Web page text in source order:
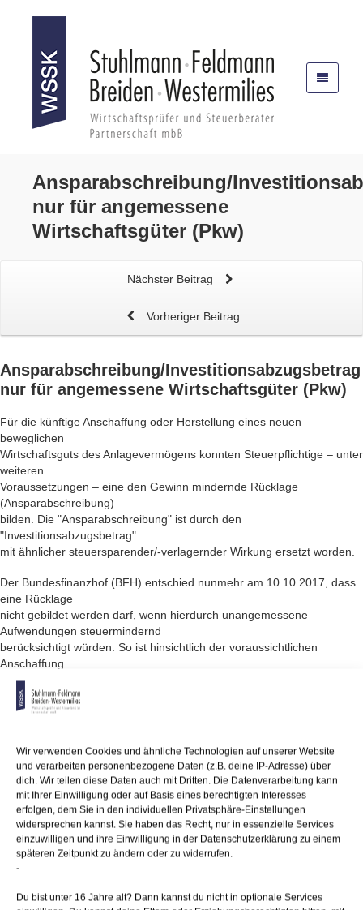
Wir verwenden Cookies und ähnliche Technologien auf unserer Website
und verarbeiten personenbezogene Daten (z.B. deine IP-Adresse) über
dich. Wir teilen diese Daten auch mit Dritten. Die Datenverarbeitung kann
mit Ihrer Einwilligung oder auf Basis eines berechtigten Interesses
erfolgen, dem Sie in den individuellen Privatsphäre-Einstellungen
widersprechen kannst. Sie haben das Recht, nur in essenzielle Services
einzuwilligen und ihre Einwilligung in der Datenschutzerklärung zu einem
späteren Zeitpunkt zu ändern oder zu widerrufen.
-
Du bist unter 16 Jahre alt? Dann kannst du nicht in optionale Services
Ansparabschreibung/
nur für angemessene
Wirtschaftsgüter (Pkw)
Nächster Beitrag
Vorheriger Beitrag
Ansparabschreibung/Investitionsabzugsbetrag
nur für angemessene Wirtschaftsgüter (Pkw)
Für die künftige Anschaffung oder Herstellung eines neuen
beweglichen
Wirtschaftsguts des Anlagevermögens konnten Steuerpflichtige – unter
weiteren
Voraussetzungen – eine den Gewinn mindernde Rücklage
(Ansparabschreibung)
bilden. Die "Ansparabschreibung" ist durch den
"Investitionsabzugsbetrag"
mit ähnlicher steuersparender/-verlagernder Wirkung ersetzt worden.
Der Bundesfinanzhof (BFH) entschied nunmehr am 10.10.2017, dass
eine Rücklage
nicht gebildet werden darf, wenn hierdurch unangemessene
Aufwendungen steuermindernd
berücksichtigt würden. So ist hinsichtlich der voraussichtlichen
Anschaffung
eines Sportwagens und einer Limousine der jeweils höchsten
Preisklasse
die Bildung einer Rücklage vollumfänglich ausgeschlossen, soweit sie
berühren,
die nach allgemeiner Verkehrsauffassung als unangemessen
anzusehen sind.
Der BFH betont aber in seiner Entscheidung, dass die Anschaffung
eines teuren
und schnellen Pkw nicht stets unangemessen ist, wenn die Benutzung
eines repräsentativen
Fahrzeugs für den Geschäftserfolg keine Bedeutung hat. Vielmehr ist
Tatsachen,